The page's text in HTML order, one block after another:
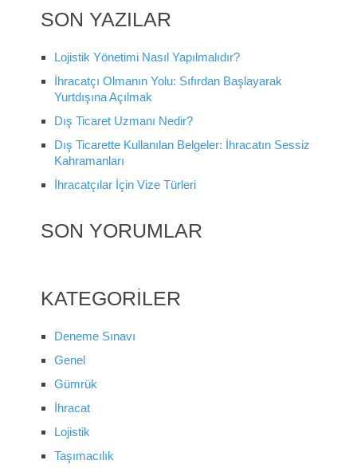
SON YAZILAR
Lojistik Yönetimi Nasıl Yapılmalıdır?
İhracatçı Olmanın Yolu: Sıfırdan Başlayarak
Yurtdışına Açılmak
Dış Ticaret Uzmanı Nedir?
Dış Ticarette Kullanılan Belgeler: İhracatın Sessiz
Kahramanları
İhracatçılar İçin Vize Türleri
SON YORUMLAR
KATEGORILER
Deneme Sınavı
Genel
Gümrük
İhracat
Lojistik
Taşımacılık